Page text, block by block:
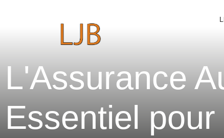
L'Assurance
Essentiel